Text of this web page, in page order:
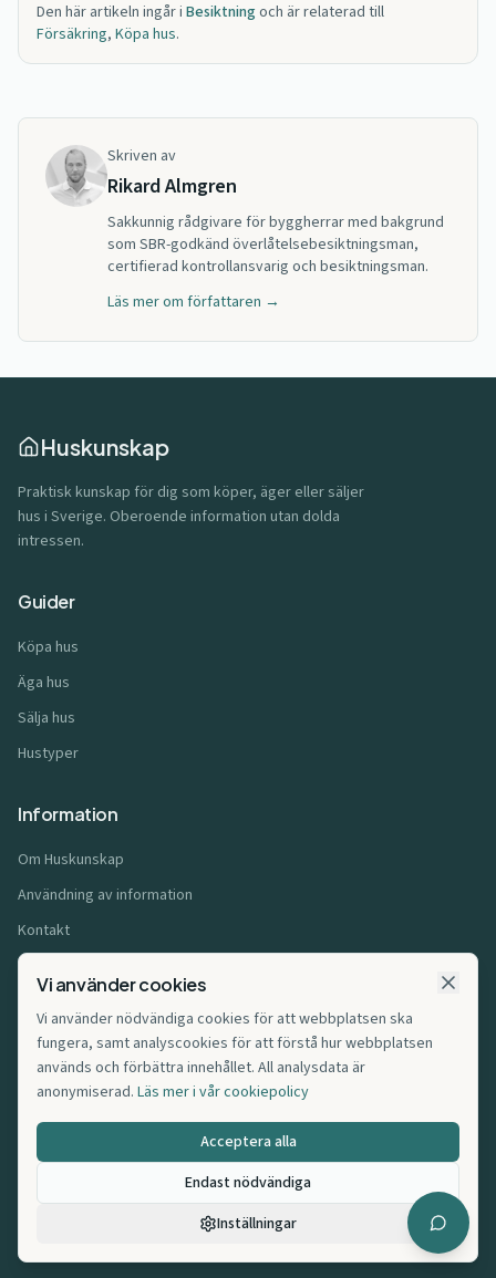
Den här artikeln ingår i Besiktningoch är relaterad till
Försäkring, Köpa hus.
Skriven av
Rikard Almgren
Sakkunnig rådgivare för byggherrar med bakgrund
som SBR-godkänd överlåtelsebesiktningsman,
certifierad kontrollansvarig och besiktningsman.
Läs mer om författaren →
Huskunskap
Praktisk kunskap för dig som köper, äger eller säljer
hus i Sverige. Oberoende information utan dolda
intressen.
Guider
Köpa hus
Äga hus
Sälja hus
Hustyper
Information
Om Huskunskap
Användning av information
Kontakt
Användarvillkor
Cookiepolicy
Affiliatepolicy
Cookie-inställningar
Huskunskap.se. Alla rättigheter förbehållna.
Vi använder cookies
Vi använder nödvändiga cookies för att webbplatsen ska
fungera, samt analyscookies för att förstå hur webbplatsen
används och förbättra innehållet. All analysdata är
anonymiserad. Läs mer i vår cookiepolicy
Acceptera alla
Endast nödvändiga
Inställningar